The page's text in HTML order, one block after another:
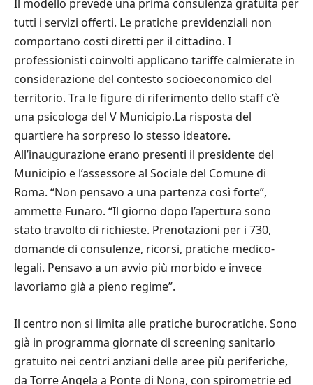
Il modello prevede una prima consulenza gratuita per
tutti i servizi offerti. Le pratiche previdenziali non
comportano costi diretti per il cittadino. I
professionisti coinvolti applicano tariffe calmierate in
considerazione del contesto socioeconomico del
territorio. Tra le figure di riferimento dello staff c’è
una psicologa del V Municipio.La risposta del
quartiere ha sorpreso lo stesso ideatore.
All’inaugurazione erano presenti il presidente del
Municipio e l’assessore al Sociale del Comune di
Roma. “Non pensavo a una partenza così forte”,
ammette Funaro. “Il giorno dopo l’apertura sono
stato travolto di richieste. Prenotazioni per i 730,
domande di consulenze, ricorsi, pratiche medico-
legali. Pensavo a un avvio più morbido e invece
lavoriamo già a pieno regime”.
Il centro non si limita alle pratiche burocratiche. Sono
già in programma giornate di screening sanitario
gratuito nei centri anziani delle aree più periferiche,
da Torre Angela a Ponte di Nona, con spirometrie ed